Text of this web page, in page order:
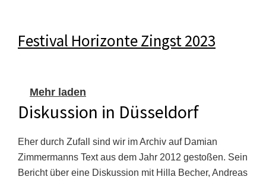
Festival Horizonte Zingst 2023
Mehr laden
Diskussion in Düsseldorf
Eher durch Zufall sind wir im Archiv auf Damian
Zimmermanns Text aus dem Jahr 2012 gestoßen. Sein
Bericht über eine Diskussion mit Hilla Becher, Andreas